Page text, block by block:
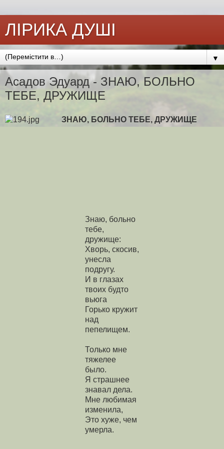
ЛІРИКА ДУШІ
▼
Асадов Эдуард - ЗНАЮ, БОЛЬНО
ТЕБЕ, ДРУЖИЩЕ
ЗНАЮ, БОЛЬНО ТЕБЕ, ДРУЖИЩЕ
Знаю, больно
тебе,
дружище:
Хворь, скосив,
унесла
подругу.
И в глазах
твоих будто
вьюга
Горько кружит
над
пепелищем.
Только мне
тяжелее
было.
Я страшнее
знавал дела.
Мне любимая
изменила,
Это хуже, чем
умерла.